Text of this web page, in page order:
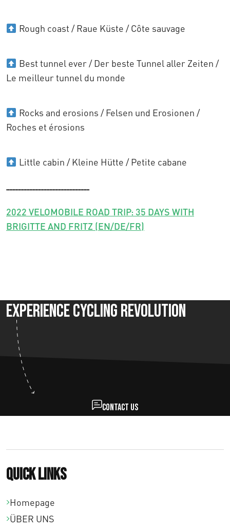
Rough coast / Raue Küste / Côte sauvage
Best tunnel ever / Der beste Tunnel aller Zeiten /
Le meilleur tunnel du monde
Rocks and erosions / Felsen und Erosionen /
Roches et érosions
Little cabin / Kleine Hütte / Petite cabane
......................................................
2022 VELOMOBILE ROAD TRIP: 35 DAYS WITH
BRIGITTE AND FRITZ (EN/DE/FR)
Experience Cycling Revolution
Contact us
Quick links
Homepage
ÜBER UNS